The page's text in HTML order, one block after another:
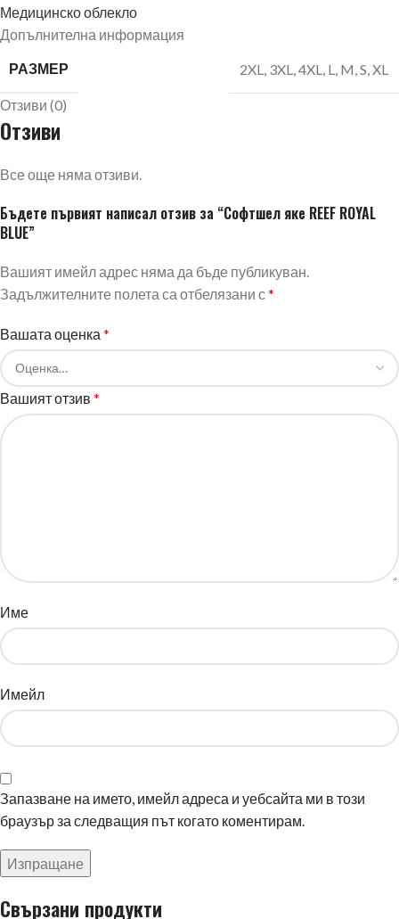
Медицинско облекло
Допълнителна информация
РАЗМЕР
2XL, 3XL,4XL, L, M,S,XL
Отзиви (0)
Отзиви
Все още няма отзиви.
Бъдете първият написал отзив за “Софтшел яке REEF ROYAL
BLUE”
Вашият имейл адрес няма да бъде публикуван.
Задължителните полета са отбелязани с*
Вашата оценка *
Вашият отзив *
Име
Имейл
Запазване на името, имейл адреса и уебсайта ми в този
браузър за следващия път когато коментирам.
Свързани продукти